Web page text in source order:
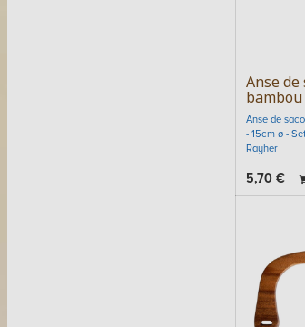
Anse de
bambou
Anse de
- 15cm ø -
Rayher
5,70€